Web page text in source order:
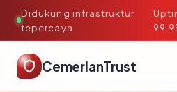
Didukung infrastruktur
tepercaya
·
CemerlanTrust